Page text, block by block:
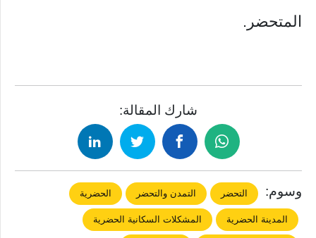
المتحضر.
شارك المقالة:
وسوم: التحضر التمدن والتحضر الحضرية
المدينة الحضرية المشكلات السكانية الحضرية